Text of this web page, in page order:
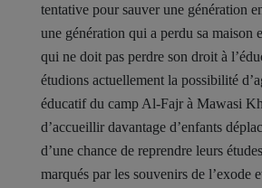
tentative pour sauver une génération
une génération qui a perdu sa maison
qui ne doit pas perdre son droit à
étudions actuellement la possibilité
éducatif du camp Al-Fajr à Mawasi
d’accueillir davantage d’enfants
d’une chance de reprendre leurs
marqués par les souvenirs de l’exode